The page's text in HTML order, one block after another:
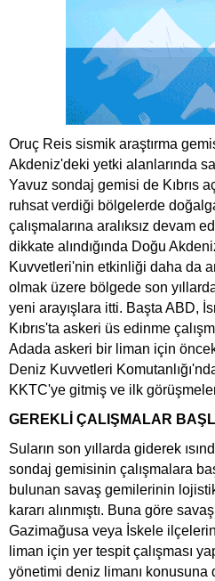
Oruç Reis sismik araştırma
Akdeniz'deki yetki alanlarında
Yavuz sondaj gemisi de Kıbrıs
ruhsat verdiği bölgelerde
çalışmalarına aralıksız devam
dikkate alındığında Doğu
Kuvvetleri'nin etkinliği daha da
olmak üzere bölgede son
yeni arayışlara itti. Başta ABD,
Kıbrıs'ta askeri üs edinme
Adada askeri bir liman için
Deniz Kuvvetleri
KKTC'ye gitmiş ve ilk
GEREKLİ ÇALIŞMALAR
Suların son yıllarda giderek
sondaj gemisinin çalışmalara
bulunan savaş gemilerinin
kararı alınmıştı. Buna göre
Gazimağusa veya İskele
liman için yer tespit çalışması
yönetimi deniz limanı konusuna